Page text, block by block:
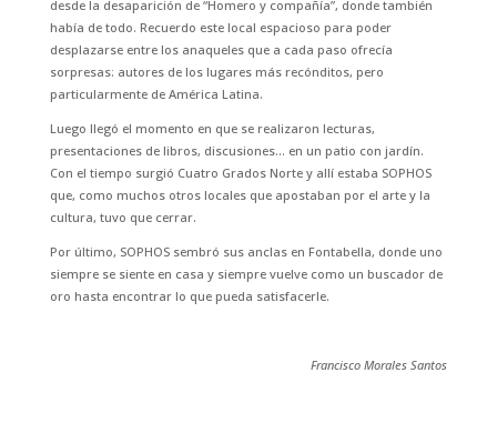
desde la desaparición de “Homero y compañía”, donde también
había de todo. Recuerdo este local espacioso para poder
desplazarse entre los anaqueles que a cada paso ofrecía
sorpresas: autores de los lugares más recónditos, pero
particularmente de América Latina.
Luego llegó el momento en que se realizaron lecturas,
presentaciones de libros, discusiones… en un patio con jardín.
Con el tiempo surgió Cuatro Grados Norte y allí estaba SOPHOS
que, como muchos otros locales que apostaban por el arte y la
cultura, tuvo que cerrar.
Por último, SOPHOS sembró sus anclas en Fontabella, donde uno
siempre se siente en casa y siempre vuelve como un buscador de
oro hasta encontrar lo que pueda satisfacerle.
Francisco Morales Santos